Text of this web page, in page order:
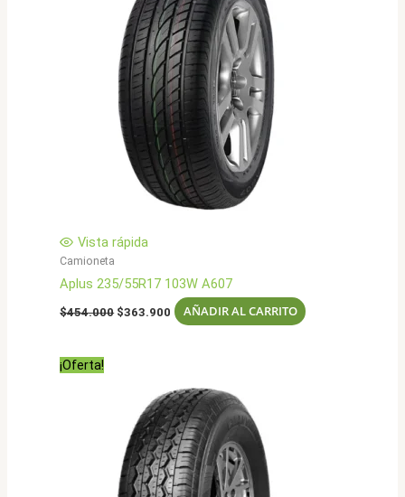
Vista rápida
Camioneta
Aplus 235/55R17 103W A607
$454.000 El
$363.900 El
precio
AÑADIR AL CARRITO
¡Oferta!